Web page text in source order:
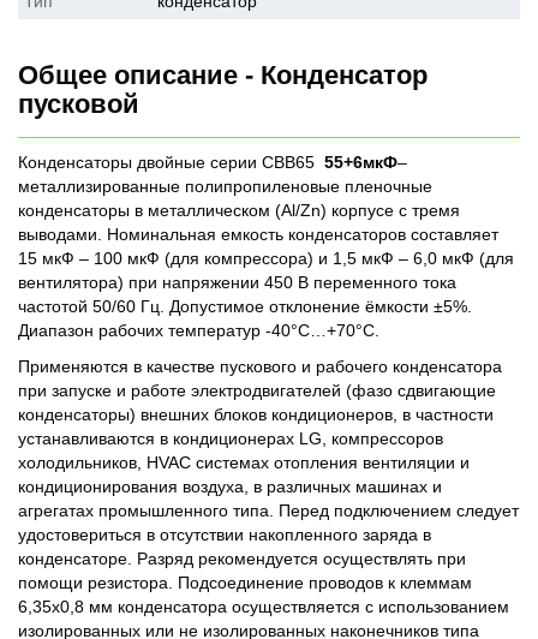
Общее описание - Конденсатор
пусковой
Конденсаторы двойные серии CBB65 55+6мкФ–
металлизированные полипропиленовые пленочные
конденсаторы в металлическом (Al/Zn) корпусе с тремя
выводами. Номинальная емкость конденсаторов составляет
15 мкФ – 100 мкФ (для компрессора) и 1,5 мкФ – 6,0 мкФ (для
вентилятора) при напряжении 450 В переменного тока
частотой 50/60 Гц. Допустимое отклонение ёмкости ±5%.
Диапазон рабочих температур -40°С…+70°С.
Применяются в качестве пускового и рабочего конденсатора
при запуске и работе электродвигателей (фазо сдвигающие
конденсаторы) внешних блоков кондиционеров, в частности
устанавливаются в кондиционерах LG, компрессоров
холодильников, HVAC системах отопления вентиляции и
кондиционирования воздуха, в различных машинах и
агрегатах промышленного типа. Перед подключением следует
удостовериться в отсутствии накопленного заряда в
конденсаторе. Разряд рекомендуется осуществлять при
помощи резистора. Подсоединение проводов к клеммам
6,35х0,8 мм конденсатора осуществляется с использованием
изолированных или не изолированных наконечников типа